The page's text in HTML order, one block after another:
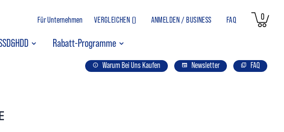
0Artikel
VERGLEICHEN () ANMELDEN / BUSINESS FAQ
Für Unternehmen
Rabatt-Programme
Warum Bei Uns Kaufen Newsletter FAQ